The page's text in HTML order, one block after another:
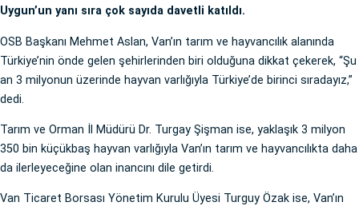
Uygun’un yanı sıra çok sayıda davetli katıldı.
OSB Başkanı Mehmet Aslan, Van’ın tarım ve hayvancılık alanında
Türkiye’nin önde gelen şehirlerinden biri olduğuna dikkat çekerek, “Şu
an 3 milyonun üzerinde hayvan varlığıyla Türkiye’de birinci sıradayız,”
dedi.
Tarım ve Orman İl Müdürü Dr. Turgay Şişman ise, yaklaşık 3 milyon
350 bin küçükbaş hayvan varlığıyla Van’ın tarım ve hayvancılıkta daha
da ilerleyeceğine olan inancını dile getirdi.
Van Ticaret Borsası Yönetim Kurulu Üyesi Turguy Özak ise, Van’ın